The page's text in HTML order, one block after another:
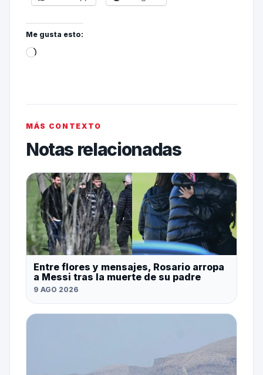
Me gusta esto:
MÁS CONTEXTO
Notas relacionadas
Entre flores y mensajes, Rosario arropa
a Messi tras la muerte de su padre
9 AGO 2026